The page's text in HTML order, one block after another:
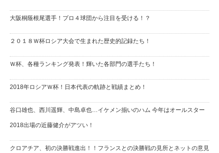
大阪桐蔭根尾選手！プロ４球団から注目を受ける！？
２０１８Ｗ杯ロシア大会で生まれた歴史的記録たち！
Ｗ杯、各種ランキング発表！輝いた各部門の選手たち！
2018年ロシアＷ杯！日本代表の軌跡と戦績まとめ！
谷口雄也、西川遥輝、中島卓也…イケメン揃いのハム 今年はオールスター
2018出場の近藤健介がアツい！
クロアチア、初の決勝戦進出！！フランスとの決勝戦の見所とネットの意見